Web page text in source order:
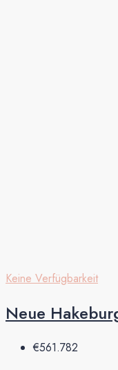
Keine Verfügbarkeit
Neue
€561.782